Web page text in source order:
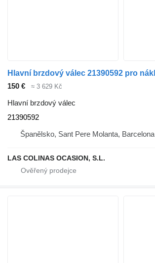
150 € ≈ 3 629 Kč
Hlavní brzdový válec
21390592
Španělsko, Sant Pere Molanta, Barcelona
LAS COLINAS OCASION, S.L.